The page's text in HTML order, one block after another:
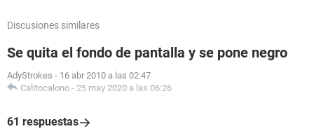
Discusiones similares
Se quita el fondo de pantalla y se pone negro
AdyStrokes - 16 abr 2010 a las 02:47
Calitocalono - 25 may 2020 a las 06:26
61 respuestas